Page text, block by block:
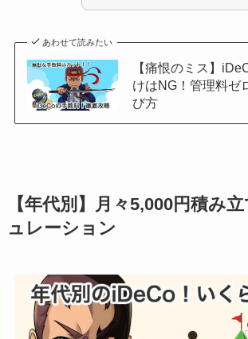
あわせて読みたい
【痛恨のミス】
けはNG！管理料ゼ
び方
【年代別】月々5,000円積み
ュレーション